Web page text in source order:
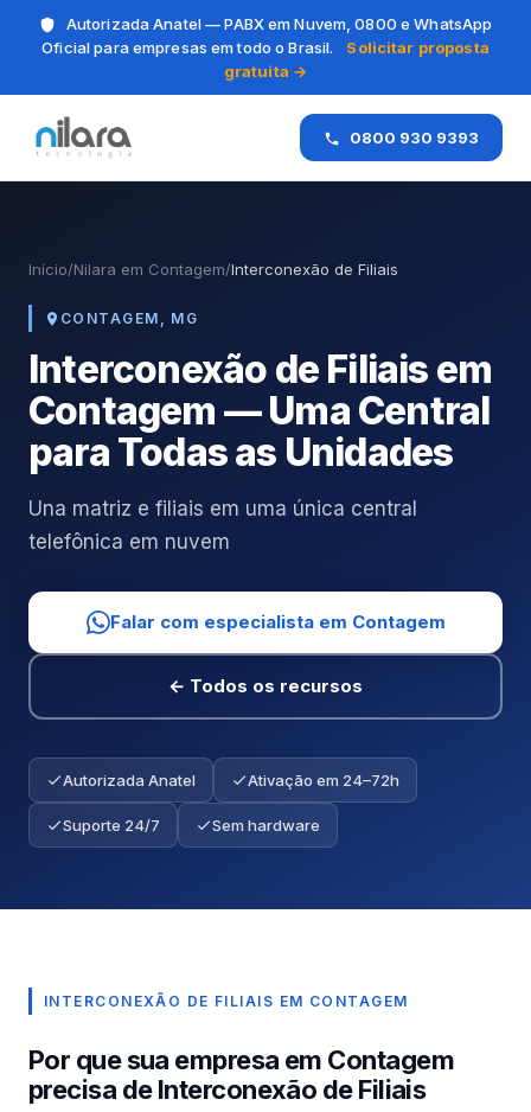
Autorizada Anatel — PABX em Nuvem, 0800 e WhatsApp
Oficial para empresas em todo o Brasil.
Solicitar proposta
gratuita →
0800 930 9393
Início/Nilara em Contagem/Interconexão de Filiais
CONTAGEM, MG
Interconexão de Filiais em
Contagem — Uma Central
para Todas as Unidades
Una matriz e filiais em uma única central
telefônica em nuvem
Falar com especialista em Contagem
← Todos os recursos
Autorizada Anatel Ativação em 24–72h
Suporte 24/7 Sem hardware
INTERCONEXÃO DE FILIAIS EM CONTAGEM
Por que sua empresa em Contagem
precisa de Interconexão de Filiais